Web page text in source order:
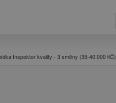
Inspektor kvality - 3 směny (35-40.000 KČ)